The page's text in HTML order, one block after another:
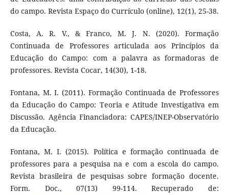
do campo. Revista Espaço do Currículo (online), 12(1), 25-38.
Costa, A. R. V., & Franco, M. J. N. (2020). Formação
Continuada de Professores articulada aos Princípios da
Educação do Campo: com a palavra as formadoras de
professores. Revista Cocar, 14(30), 1-18.
Fontana, M. I. (2011). Formação Continuada de Professores
da Educação do Campo: Teoria e Atitude Investigativa em
Discussão. Agência Financiadora: CAPES/INEP-Observatório
da Educação.
Fontana, M. I. (2015). Política e formação continuada de
professores para a pesquisa na e com a escola do campo.
Revista brasileira de pesquisas sobre formação docente.
Form. Doc., 07(13) 99-114. Recuperado de: